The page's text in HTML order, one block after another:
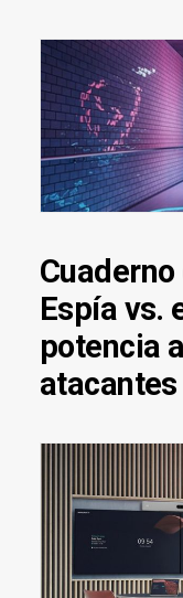
Espía vs.
potencia
atacantes